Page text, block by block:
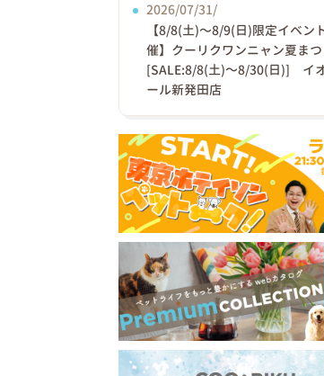
2026/07/31/
【8/8(土)〜8/9(日)限定イベン
催】クーリクワンニャン夏まつ
[SALE:8/8(土)～8/30(日)] イ
ール新発田店